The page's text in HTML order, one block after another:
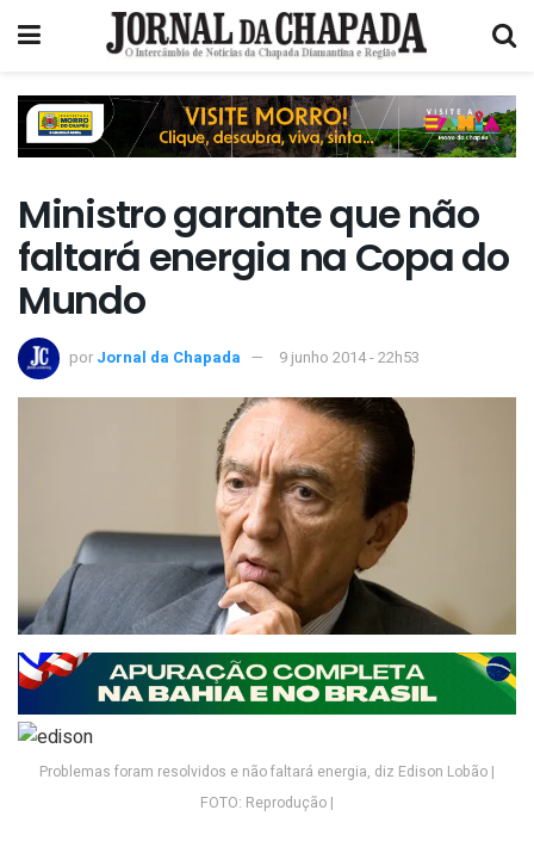
Ministro garante que não
faltará energia na Copa do
Mundo
por Jornal da Chapada 9 junho 2014 - 22h53
Problemas foram resolvidos e não faltará energia, diz Edison Lobão |
FOTO: Reprodução |